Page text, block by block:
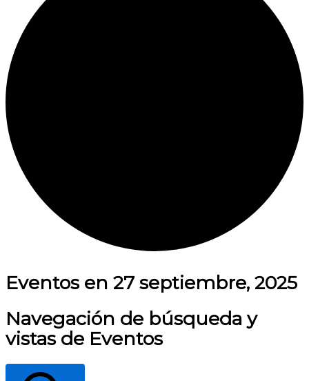
Eventos en 27 septiembre, 2025
Navegación de búsqueda y
vistas de Eventos